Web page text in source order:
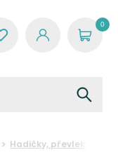
0
Hadičky, převleky a